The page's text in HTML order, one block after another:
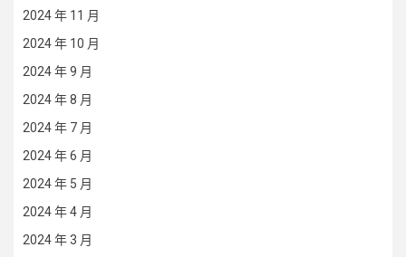
2024 年 11 月
2024 年 10 月
2024 年 9 月
2024 年 8 月
2024 年 7 月
2024 年 6 月
2024 年 5 月
2024 年 4 月
2024 年 3 月